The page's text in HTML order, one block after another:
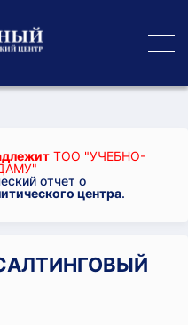
ТОО "УЧЕБНО-
отчет о
центра.